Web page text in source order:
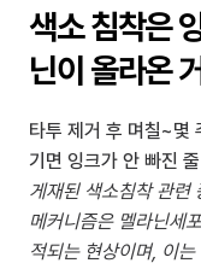
색소 침착은
닌이 올라온
타투 제거 후 며칠~몇
기면 잉크가 안 빠진
게재된 색소침착 관련
메커니즘은 멜라닌세
적되는 현상이며, 이